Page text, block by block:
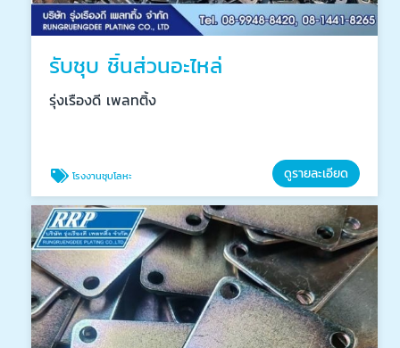
รับชุบ ชิ้นส่วนอะไหล่
รุ่งเรืองดี เพลทติ้ง
โรงงานชุบโลหะ ดูรายละเอียด